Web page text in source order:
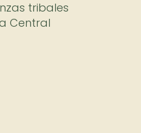
tribales
Central